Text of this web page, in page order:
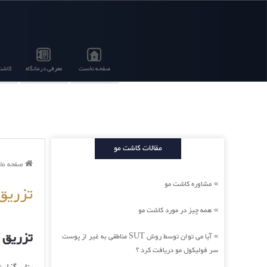
صفحه نخست معرفی درمانگاه
صفحه
تزریق
تزریق
مقالات کاشت مو
» مشاوره کاشت مو
» همه چیز در مورد کاشت مو
»
آیا می توان توسط روش SUT مناطقی به غیر از پوست
سر فولیکول مو دریافت کرد ؟